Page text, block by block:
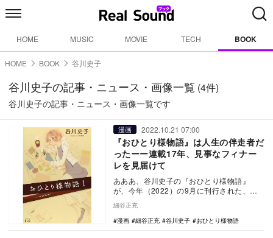
HOME MUSIC MOVIE TECH BOOK
HOME BOOK 谷川史子
谷川史子の記事・ニュース・画像一覧 (4件)
谷川史子の記事・ニュース・画像一覧です
漫画 2022.10.21 07:00
『おひとり様物語』は人生の伴走者だ
ったーー連載17年、見事なフィナー
レを見届けて
あああ、谷川史子の『おひとり様物語』
が、今年（2022）の9月に刊行された、第
十巻で完結してしまった。コミックの名物
である、あと…
細谷正充
漫画
細谷正充 谷川史子 おひとり様物語